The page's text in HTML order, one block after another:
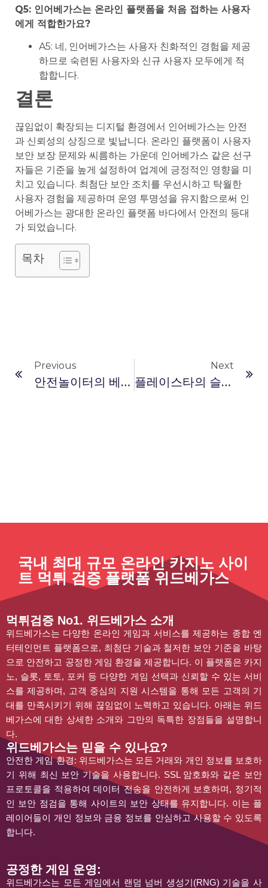
Q5: 인어베가스는 온라인 플랫폼을 처음 접하는 사용자
에게 적합한가요?
A5: 네, 인어베가스는 사용자 친화적인 경험을 제공
하므로 숙련된 사용자와 신규 사용자 모두에게 적
합합니다.
결론
끊임없이 확장되는 디지털 환경에서 인어베가스는 안전
과 신뢰성의 상징으로 빛납니다. 온라인 플랫폼이 사용자
보안 보장 문제와 씨름하는 가운데 인어베가스 같은 선구
자들은 기준을 높게 설정하여 업계에 긍정적인 영향을 미
치고 있습니다. 최첨단 보안 조치를 우선시하고 탁월한
사용자 경험을 제공하며 운영 투명성을 유지함으로써 인
어베가스는 광대한 온라인 플랫폼 바다에서 안전의 등대
가 되었습니다.
목차
Previous
안전놀이터의 베팅 리스크와 관리
Next
플레이스타의 슬롯머신 게임, 어떤 것이 가장 재미있는지 플레이어들의 의견을 모았습니다
국내 최대 규모 온라인 카지노 사이
트 먹튀 검증 플랫폼 위드베가스
먹튀검증 No1. 위드베가스 소개
위드베가스는 다양한 온라인 게임과 서비스를 제공하는 종합 엔
터테인먼트 플랫폼으로, 최첨단 기술과 철저한 보안 기준을 바탕
으로 안전하고 공정한 게임 환경을 제공합니다. 이 플랫폼은 카지
노, 슬롯, 토토, 포커 등 다양한 게임 선택과 신뢰할 수 있는 서비
스를 제공하며, 고객 중심의 지원 시스템을 통해 모든 고객의 기
대를 만족시키기 위해 끊임없이 노력하고 있습니다. 아래는 위드
베가스에 대한 상세한 소개와 그만의 독특한 장점들을 설명합니
다.
위드베가스는 믿을 수 있나요?
안전한 게임 환경: 위드베가스는 모든 거래와 개인 정보를 보호하
기 위해 최신 보안 기술을 사용합니다. SSL 암호화와 같은 보안
프로토콜을 적용하여 데이터 전송을 안전하게 보호하며, 정기적
인 보안 점검을 통해 사이트의 보안 상태를 유지합니다. 이는 플
레이어들이 개인 정보와 금융 정보를 안심하고 사용할 수 있도록
합니다.
공정한 게임 운영:
위드베가스는 모든 게임에서 랜덤 넘버 생성기(RNG) 기술을 사